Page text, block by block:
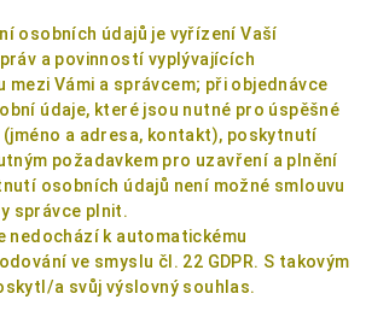
osobních údajů je vyřízení Vaší
a povinností vyplývajících
mezi Vámi a správcem; při objednávce
údaje, které jsou nutné pro úspěšné
a adresa, kontakt), poskytnutí
požadavkem pro uzavření a plnění
osobních údajů není možné smlouvu
správce plnit.
nedochází k automatickému
ve smyslu čl. 22 GDPR. S takovým
a svůj výslovný souhlas.